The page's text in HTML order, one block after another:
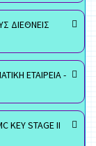
ΔΙΕΘΝΕΙΣ
ΕΤΑΙΡΕΙΑ -
STAGE II